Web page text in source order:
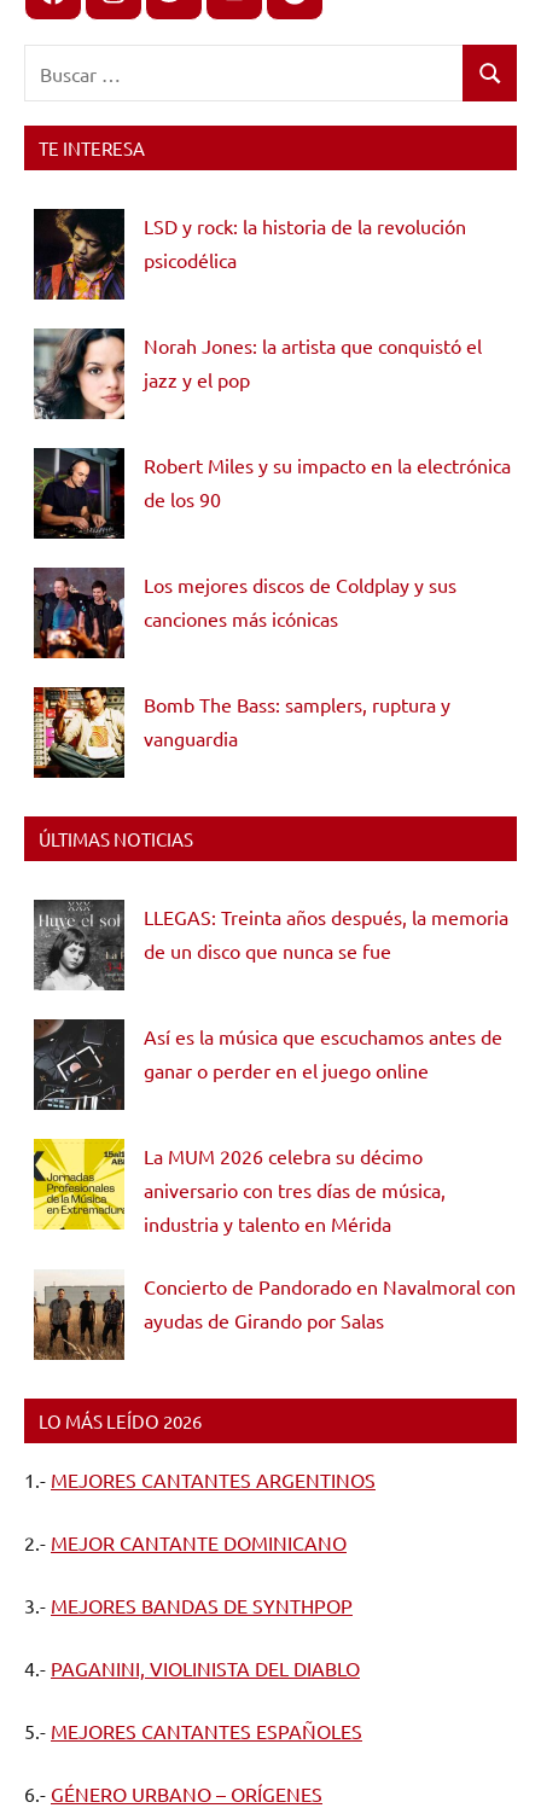
Buscar
TE INTERESA
LSD y rock: la historia de la revolución
psicodélica
Norah Jones: la artista que conquistó el
jazz y el pop
Robert Miles y su impacto en la electrónica
de los 90
Los mejores discos de Coldplay y sus
canciones más icónicas
Bomb The Bass: samplers, ruptura y
vanguardia
ÚLTIMAS NOTICIAS
LLEGAS: Treinta años después, la memoria
de un disco que nunca se fue
Así es la música que escuchamos antes de
ganar o perder en el juego online
La MUM 2026 celebra su décimo
aniversario con tres días de música,
industria y talento en Mérida
Concierto de Pandorado en Navalmoral con
ayudas de Girando por Salas
LO MÁS LEÍDO 2026
1.- MEJORES CANTANTES ARGENTINOS
2.- MEJOR CANTANTE DOMINICANO
3.- MEJORES BANDAS DE SYNTHPOP
4.- PAGANINI, VIOLINISTA DEL DIABLO
5.- MEJORES CANTANTES ESPAÑOLES
6.- GÉNERO URBANO – ORÍGENES